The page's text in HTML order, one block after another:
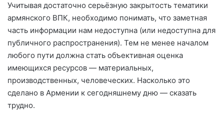
Учитывая достаточно серьёзную закрытость тематики
армянского ВПК, необходимо понимать, что заметная
часть информации нам недоступна (или недоступна для
публичного распространения). Тем не менее началом
любого пути должна стать объективная оценка
имеющихся ресурсов — материальных,
производственных, человеческих. Насколько это
сделано в Армении к сегодняшнему дню — сказать
трудно.